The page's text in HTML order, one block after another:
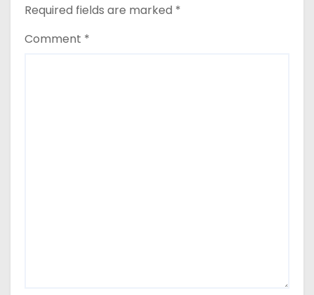
Required fields are marked *
Comment *